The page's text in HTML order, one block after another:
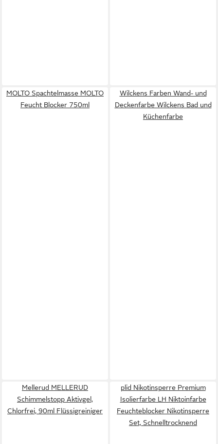
MOLTO Spachtelmasse MOLTO
Feucht Blocker 750ml
Wilckens Farben Wand- und
Deckenfarbe Wilckens Bad und
Küchenfarbe
Mellerud MELLERUD
Schimmelstopp Aktivgel,
Chlorfrei, 90ml Flüssigreiniger
plid Nikotinsperre Premium
Isolierfarbe LH Niktoinfarbe
Feuchteblocker Nikotinsperre
Set, Schnelltrocknend